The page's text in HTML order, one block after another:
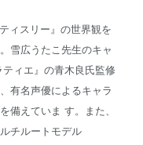
スリー』の世界観を
雪広うたこ先生のキャ
ィエ』の青木良氏監修
有名声優によるキャラ
備えていま す。また、
チルートモデル